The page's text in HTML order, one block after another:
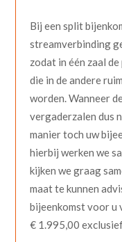
Bij een split
streamverbinding
zodat in één zaal
die in de andere
worden. Wanneer
vergaderzalen dus
manier toch uw
hierbij werken we
kijken we graag
maat te kunnen
bijeenkomst voor u
€ 1.995,00